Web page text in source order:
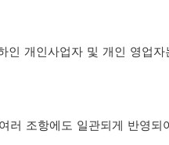
인 개인사업자 및 개인 영업자
러 조항에도 일관되게 반영